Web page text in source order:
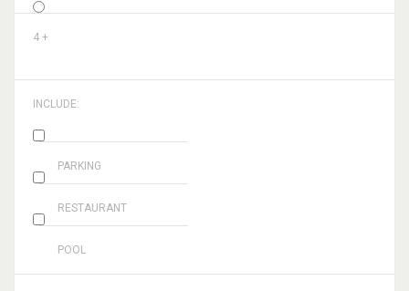
4 +
INCLUDE:
PARKING
RESTAURANT
POOL